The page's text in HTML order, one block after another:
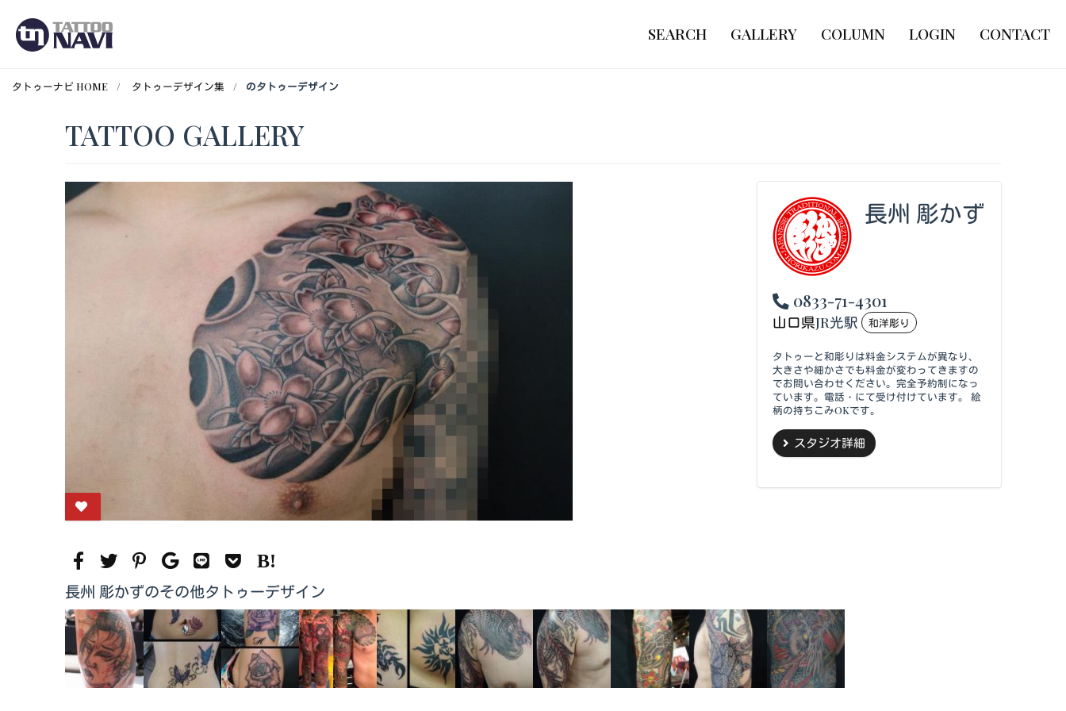
SEARCH GALLERY COLUMN LOGIN CONTACT
タトゥーナビ HOME タトゥーデザイン集 のタトゥーデザイン
TATTOO GALLERY
長州 彫かず
0833-71-4301
山口県JR光駅 和洋彫り
タトゥーと和彫りは料金システムが異なり、
大きさや細かさでも料金が変わってきますの
でお問い合わせください。完全予約制になっ
ています。電話・にて受け付けています。 絵
柄の持ちこみOKです。
スタジオ詳細
長州 彫かずのその他タトゥーデザイン